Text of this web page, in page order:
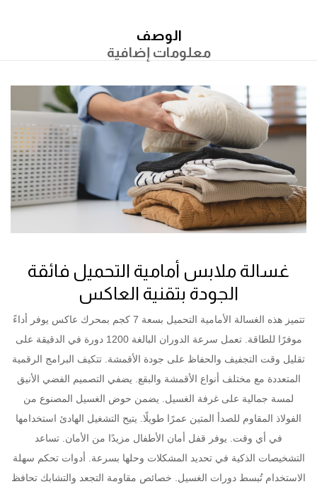
الوصف
معلومات إضافية
غسالة ملابس أمامية التحميل فائقة
الجودة بتقنية العاكس
تتميز هذه الغسالة الأمامية التحميل بسعة 7 كجم بمحرك عاكس يوفر أداءً
موفرًا للطاقة. تعمل سرعة الدوران البالغة 1200 دورة في الدقيقة على
تقليل وقت التجفيف والحفاظ على جودة الأقمشة. تتكيف البرامج الرقمية
المتعددة مع مختلف أنواع الأقمشة والبقع. يضفي التصميم الفضي الأنيق
لمسة جمالية على غرفة الغسيل. يضمن حوض الغسيل المصنوع من
الفولاذ المقاوم للصدأ المتين عمرًا طويلًا. يتيح التشغيل الهادئ استخدامها
في أي وقت. يوفر قفل أمان الأطفال مزيدًا من الأمان. تساعد
التشخيصات الذكية في تحديد المشكلات وحلها بسرعة. أدوات تحكم سهلة
الاستخدام تُبسط دورات الغسيل. خصائص مقاومة التجعد والتشابك تحافظ